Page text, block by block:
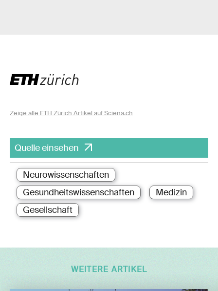
Zeige alle ETH Zürich Artikel auf Sciena.ch
Quelle einsehen
Neurowissenschaften
Gesundheitswissenschaften
Medizin
Gesellschaft
WEITERE ARTIKEL